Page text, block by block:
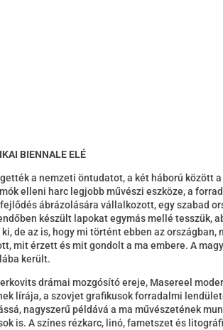
BIENNALE ELÉ
a nemzeti öntudatot, a két háború között
elleni harc legjobb művészi eszköze, a
ábrázolására vállalkozott, egy szabad
készült lapokat egymás mellé tesszük,
de az is, hogy mi történt ebben az országban,
mit érzett és mit gondolt a ma embere. A
került.
drámai mozgósító ereje, Masereel
lírája, a szovjet grafikusok forradalmi
nagyszerű példává a ma művészetének
is. A színes rézkarc, linó, fametszet és